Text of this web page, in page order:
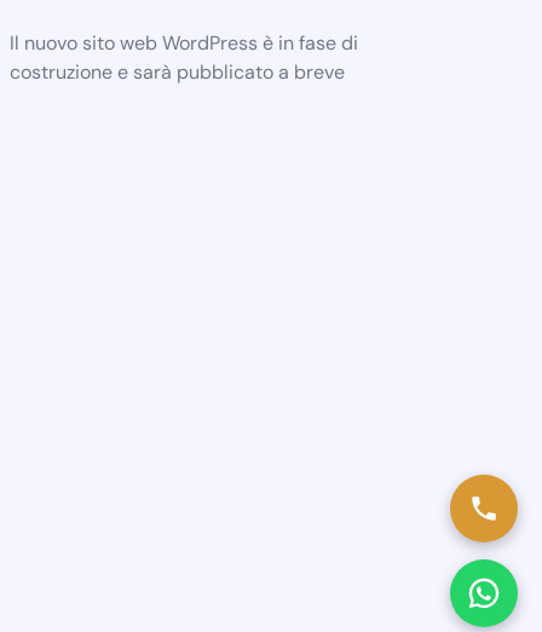
Il nuovo sito web WordPress è in fase di
costruzione e sarà pubblicato a breve